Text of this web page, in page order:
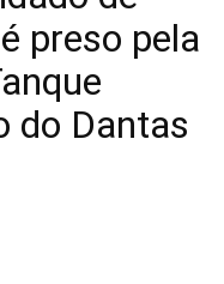
preso pela
do Dantas